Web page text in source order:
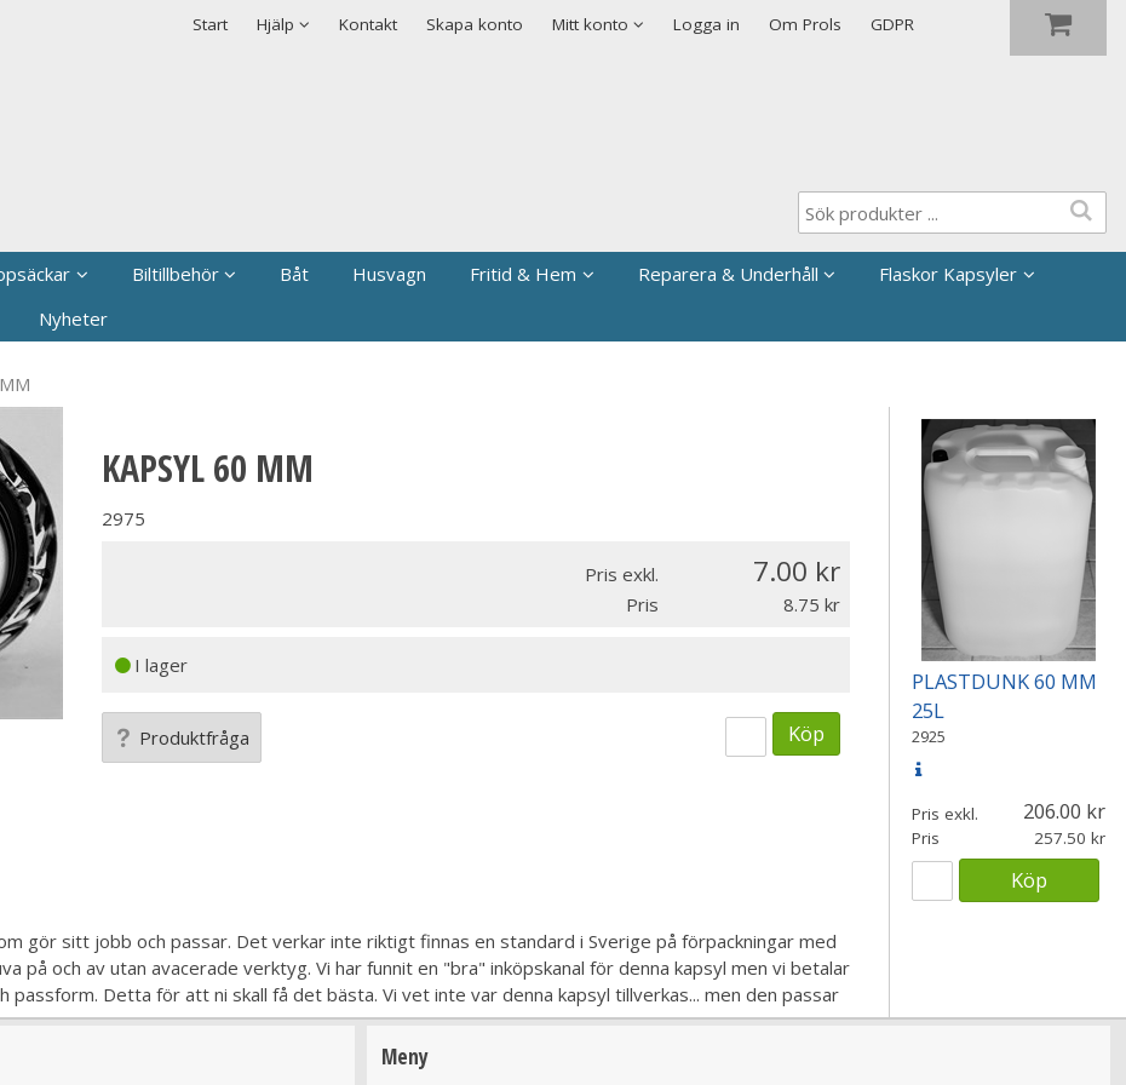
Start Hjälp
Säkerhet & Cookies Kontakt Skapa konto Mitt konto Logga in Om Prols GDPR
Biltillbehör Båt Husvagn Fritid & Hem Reparera & Underhåll
Flaskor Kapsyler
Nyheter
KAPSYL 60 MM
2975
Pris exkl. 7.00
Pris 8.75
I lager
Produktfråga Köp
gör sitt jobb och passar. Det verkar inte riktigt finnas en standard i Sverige på förpackningar med
på och av utan avacerade verktyg. Vi har funnit en "bra" inköpskanal för denna kapsyl men vi betalar
Detta för att ni skall få det bästa. Vi vet inte var denna kapsyl tillverkas... men den passar
PLASTDUNK 60 MM
25L
2925
Pris exkl. 206.00
Pris 257.50
Köp
Meny